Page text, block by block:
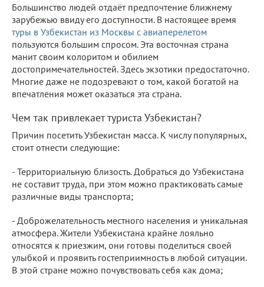
Большинство людей отдаёт предпочтение ближнему
зарубежью ввиду его доступности. В настоящее время
туры в Узбекистан из Москвы с авиаперелетом
пользуются большим спросом. Эта восточная страна
манит своим колоритом и обилием
достопримечательностей. Здесь экзотики предостаточно.
Многие даже не подозревают о том, какой богатой на
впечатления может оказаться эта страна.
Чем так привлекает туриста Узбекистан?
Причин посетить Узбекистан масса. К числу популярных,
стоит отнести следующие:
- Территориальную близость. Добраться до Узбекистана
не составит труда, при этом можно практиковать самые
различные виды транспорта;
- Доброжелательность местного населения и уникальная
атмосфера. Жители Узбекистана крайне лояльно
относятся к приезжим, они готовы поделиться своей
улыбкой и проявить гостеприимность в любой ситуации.
В этой стране можно почувствовать себя как дома;